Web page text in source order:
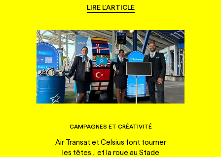
LIRE L'ARTICLE
CAMPAGNES ET CRÉATIVITÉ
Air Transat et Celsius font tourner
les têtes... et la roue au Stade